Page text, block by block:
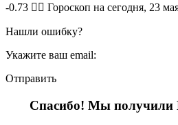
-0.73 🧙‍♀ Гороскоп на сегодня, 23
Нашли ошибку?
Укажите ваш email:
Отправить
Спасибо! Мы получили